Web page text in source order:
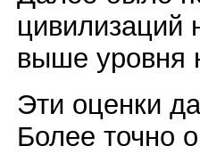
цивилизаций
выше уровня
Эти оценки
Более точно